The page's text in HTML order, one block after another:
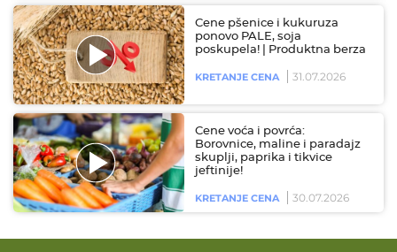
Cene pšenice i kukuruza
ponovo PALE, soja
poskupela! | Produktna berza
KRETANJE CENA 31.07.2026
Cene voća i povrća:
Borovnice, maline i paradajz
skuplji, paprika i tikvice
jeftinije!
KRETANJE CENA 30.07.2026